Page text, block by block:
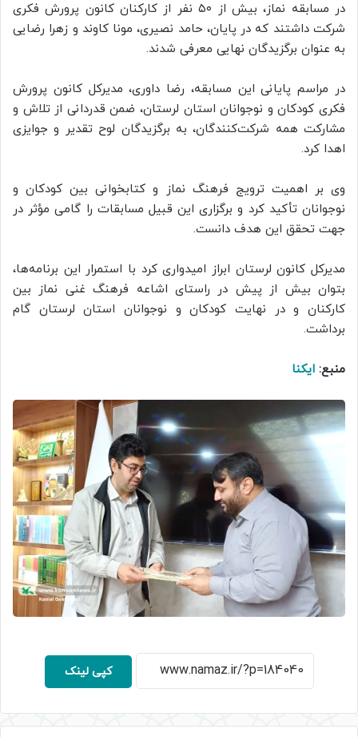
در مسابقه نماز، بیش از ۵۰ نفر از کارکنان کانون پرورش فکری
شرکت داشتند که در پایان، حامد نصیری، مونا کاوند و زهرا رضایی
به عنوان برگزیدگان نهایی معرفی شدند.
در مراسم پایانی این مسابقه، رضا داوری، مدیرکل کانون پرورش
فکری کودکان و نوجوانان استان لرستان، ضمن قدردانی از تلاش و
مشارکت همه‌ شرکت‌کنندگان، به برگزیدگان لوح تقدیر و جوایزی
اهدا کرد.
وی بر اهمیت ترویج فرهنگ نماز و کتابخوانی بین کودکان و
نوجوانان تأکید کرد و برگزاری این قبیل مسابقات را گامی مؤثر در
جهت تحقق این هدف دانست.
مدیرکل کانون لرستان ابراز امیدواری کرد با استمرار این برنامه‌ها،
بتوان بیش از پیش در راستای اشاعه فرهنگ غنی نماز بین
کارکنان و در نهایت کودکان و نوجوانان استان لرستان گام
برداشت.
منبع: ایکنا
کپی لینک